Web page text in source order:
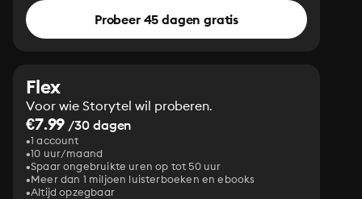
Probeer 45 dagen gratis
Flex
Voor wie Storytel wil proberen.
€7.99 /30 dagen
1 account
10 uur/maand
Spaar ongebruikte uren op tot 50 uur
Meer dan 1 miljoen luisterboeken en ebooks
Altijd opzegbaar